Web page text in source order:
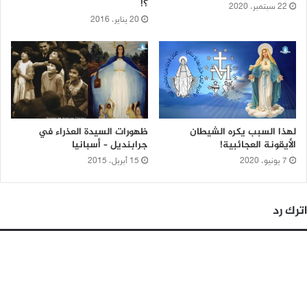
22 سبتمبر، 2020 ؟!
20 يناير، 2016
لهذا السبب يكره الشيطان
الأيقونة العجائبية!
7 يونيو، 2020
ظهورات السيدة العذراء في
جرابنديل – أسبانيا
15 أبريل، 2015
اترك رد